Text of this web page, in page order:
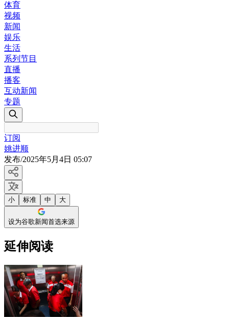
体育
视频
新闻
娱乐
生活
系列节目
直播
播客
互动新闻
专题
订阅
姚进顺
发布/2025年5月4日 05:07
小 标准 中 大
设为谷歌新闻首选来源
延伸阅读